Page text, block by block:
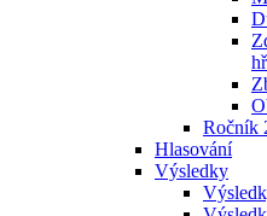
Ročník
Hlasování
Výsledky